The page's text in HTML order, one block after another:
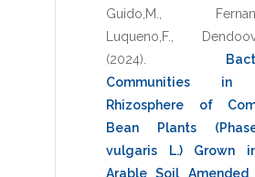
Guido,M.
Luqueno,F.
(2024)
Communities in
Rhizosphere of
Bean Plants
vulgaris L.) Grown
Arable Soil